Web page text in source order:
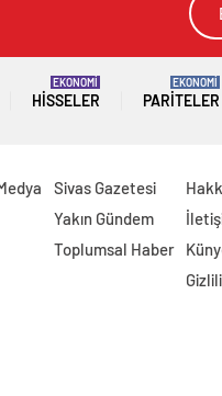
HISSELER
EKONOMİ
PARITELER
EKONOMİ
Sivas Gazetesi
Yakın Gündem
Toplumsal Haber